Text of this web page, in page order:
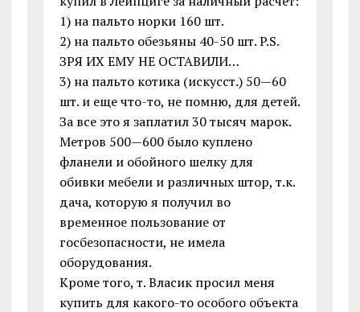
1) на пальто норки 160 шт.
2) на пальто обезьяны 40-50 шт. P.S.
ЗРЯ ИХ ЕМУ НЕ ОСТАВИЛИ…
3) на пальто котика (искусст.) 50—60
шт. и еще что-то, не помню, для детей.
За все это я заплатил 30 тысяч марок.
Метров 500—600 было куплено
фланели и обойного шелку для
обивки мебели и различных штор, т.к.
дача, которую я получил во
временное пользование от
госбезопасности, не имела
оборудования.
Кроме того, т. Власик просил меня
купить для какого-то особого объекта